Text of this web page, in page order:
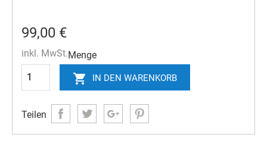
99,00 €
inkl. MwSt.Menge
 IN DEN WARENKORB
Teilen